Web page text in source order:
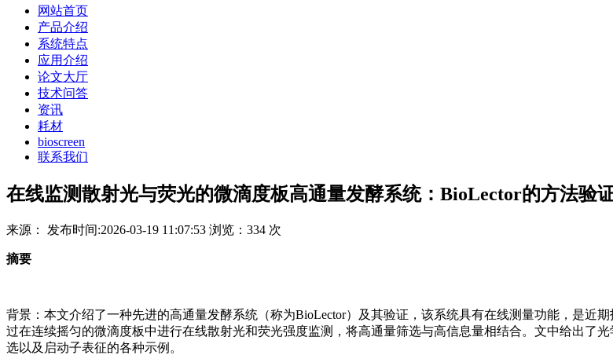
网站首页
产品介绍
系统特点
应用介绍
论文大厅
技术问答
资讯
耗材
bioscreen
联系我们
在线监测散射光与荧光的微滴度板高通量发酵系统：BioLector的方法验
来源： 发布时间:2026-03-19 11:07:53 浏览： 334 次
摘要
背景：本文介绍了一种先进的高通量发酵系统（称为BioLector）及其验证，该系统具有在线测量功能，是近
过在连续摇匀的微滴度板中进行在线散射光和荧光强度监测，将高通量筛选与高信息量相结合。文中给出了
选以及启动子表征的各种示例。